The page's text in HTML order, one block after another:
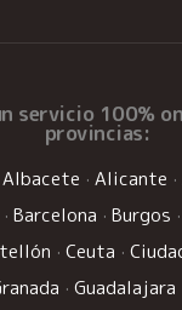
servicio 100%
provincias:
Albacete · Alicante ·
· Barcelona · Burgos ·
· Ceuta ·
· Guadalajara